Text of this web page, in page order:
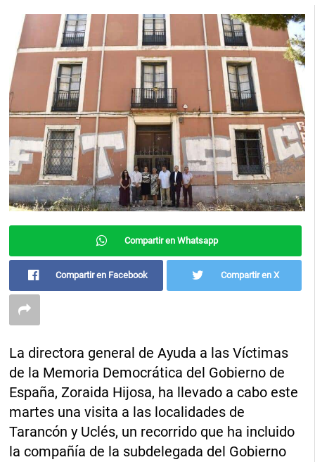
Compartir en Whatsapp
Compartir en Facebook Compartir en X
La directora general de Ayuda a las Víctimas
de la Memoria Democrática del Gobierno de
España, Zoraida Hijosa, ha llevado a cabo este
martes una visita a las localidades de
Tarancón y Uclés, un recorrido que ha incluido
la compañía de la subdelegada del Gobierno